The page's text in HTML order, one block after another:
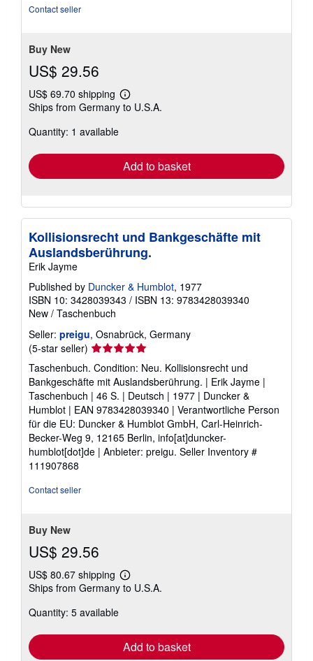
Contact seller
Buy New
US$ 29.56
US$ 69.70 shipping
Learn
more
Ships from Germany to U.S.A.
Quantity: 1 available
Add to basket
Kollisionsrecht und Bankgeschäfte mit
Auslandsberührung.
Erik Jayme
Published by Duncker & Humblot, 1977
ISBN 10: 3428039343 / ISBN 13: 9783428039340
New / Taschenbuch
Seller: preigu, Osnabrück, Germany
(5-star seller) Seller
rating
5
out
of
5
stars
Taschenbuch. Condition: Neu. Kollisionsrecht und
Bankgeschäfte mit Auslandsberührung. | Erik Jayme |
Taschenbuch | 46 S. | Deutsch | 1977 | Duncker &
Humblot | EAN 9783428039340 | Verantwortliche Person
für die EU: Duncker & Humblot GmbH, Carl-Heinrich-
Becker-Weg 9, 12165 Berlin, info[at]duncker-
humblot[dot]de | Anbieter: preigu. Seller Inventory #
111907868
Contact seller
Buy New
US$ 29.56
US$ 80.67 shipping
Learn
more
Ships from Germany to U.S.A.
Quantity: 5 available
Add to basket